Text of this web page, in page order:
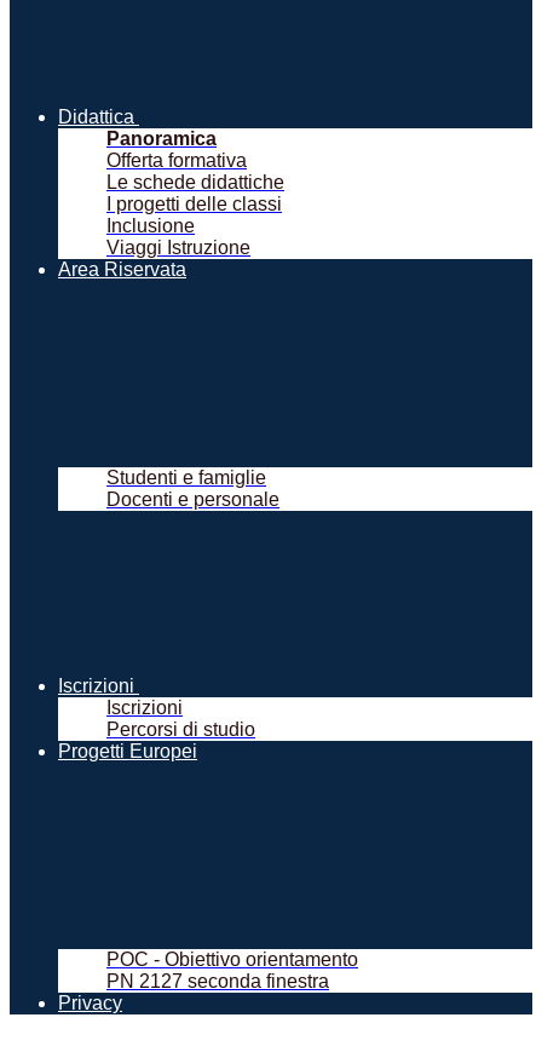
Didattica
Panoramica
Offerta formativa
Le schede didattiche
I progetti delle classi
Inclusione
Viaggi Istruzione
Area Riservata
Studenti e famiglie
Docenti e personale
Iscrizioni
Iscrizioni
Percorsi di studio
Progetti Europei
POC - Obiettivo orientamento
PN 2127 seconda finestra
Privacy